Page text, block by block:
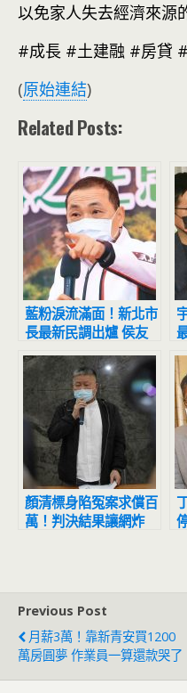
以免家人失去經濟來源
#成長 #土建融 #房貸
(原始連結)
Related Posts:
藍粉淚流滿面！新北市
長最新民調出爐 侯友
宜超震撼
顏清標身陷冤案求償百
萬！判決結果讓網炸
Previous Post
月薪3萬！靠新青安買1200
萬房圓夢 作業員一算還款哭了